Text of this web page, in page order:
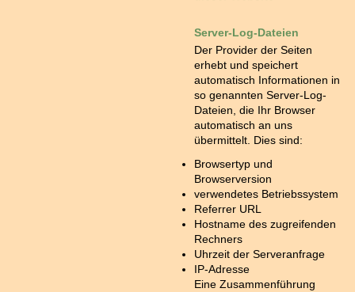
Server-Log-Dateien
Der Provider der Seiten
erhebt und speichert
automatisch Informationen in
so genannten Server-Log-
Dateien, die Ihr Browser
automatisch an uns
übermittelt. Dies sind:
Browsertyp und
Browserversion
verwendetes Betriebssystem
Referrer URL
Hostname des zugreifenden
Rechners
Uhrzeit der Serveranfrage
IP-Adresse
Eine Zusammenführung